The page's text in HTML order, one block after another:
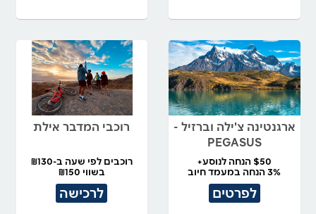
ארגנטינה צ'ילה וברזיל -
PEGASUS
$50 הנחה לנוסע+
3% הנחה במעמד חיוב
לפרטים
רוכבי המדבר אילת
רוכבים לפי שעה ב-₪130
בשווי ₪150
לרכישה